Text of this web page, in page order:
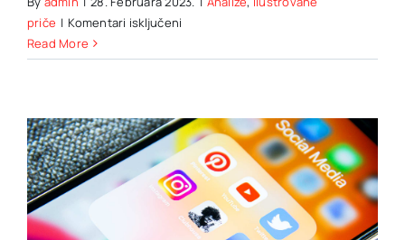
priče | Komentari isključeni
tech
will
make
your
life
easier
Read More